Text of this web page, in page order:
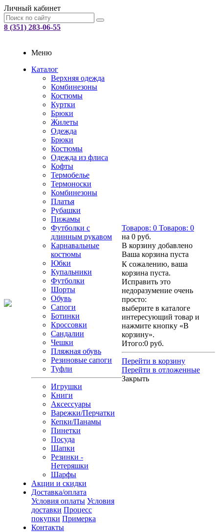
Личный кабинет
8 (351) 283-06-55
Меню
Каталог
Верхняя одежда
Комбинезоны
Костюмы
Куртки
Брюки
Жилеты
Одежда
Брюки
Костюмы
Одежда из флиса
Кофты
Термобелье
Термоноски
Комбинезоны
Платья
Рубашки
Пижамы
Футболки с
длинным рукавом
Карнавальные
костюмы
Юбки
Купальники
Футболки
Шорты
Обувь
Сапоги
Ботинки
Кроссовки
Сандалии
Чешки
Пляжная обувь
Резиновые сапоги
Туфли
Игрушки
Книги
Аксессуары
Варежки/Перчатки
Кепки/Панамы
Пинетки
Посуда
Шапки
Резинки -
Нетеряшки
Шарфы
Акции и скидки
Доставка/оплата
Условия оплаты Условия
доставки Процесс
покупки Примерка
Контакты
Товаров: 0 Товаров: 0
на 0 руб.
В корзину добавлено
Ваша корзина пуста
К сожалению, ваша
корзина пуста.
Исправить это
недоразумение очень
просто:
выберите в каталоге
интересующий товар и
нажмите кнопку «В
корзину».
Итого:0 руб.
Перейти в корзину
Перейти в отложенные
Закрыть